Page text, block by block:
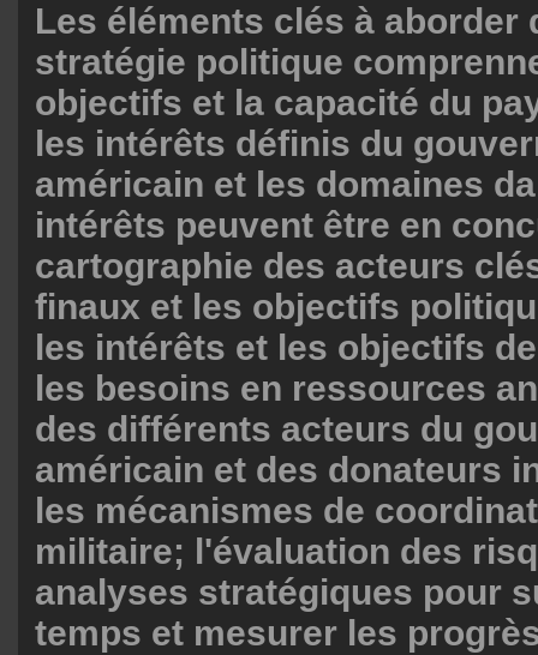
Les éléments clés à aborder
stratégie politique
objectifs et la capacité du
les intérêts définis du
américain et les domaines
intérêts peuvent être en
cartographie des acteurs
finaux et les objectifs
les intérêts et les objectifs
les besoins en ressources
des différents acteurs du
américain et des donateurs
les mécanismes de
militaire; l'évaluation des
analyses stratégiques pour
temps et mesurer les